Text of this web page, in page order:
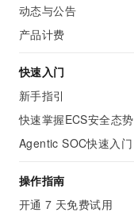
动态与公告
产品计费
快速入门
新手指引
快速掌握ECS安全态势
Agentic SOC快速入门
操作指南
开通 7 天免费试用
计算
容器
存储
网络与CDN
互联网应用开发
大数据
现代化应用
安全
可观测